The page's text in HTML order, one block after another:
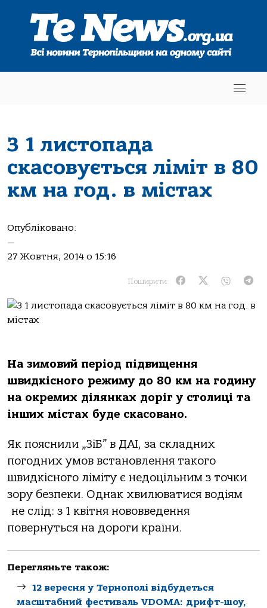
З 1 листопада
скасовується ліміт в 80
км на год. в містах
Опубліковано:
—
27 Жовтня, 2014 о 15:16
Поширити:
На зимовий період підвищення
швидкісного режиму до 80 км на годину
на окремих ділянках доріг у столиці та
інших містах буде скасовано.
Як пояснили „ЗіБ” в ДАІ, за складних
погодних умов встановлення такого
швидкісного ліміту є недоцільним з точки
зору безпеки. Однак хвилюватися водіям
не слід: з 1 квітня нововведення
повернуться на дороги країни.
Перегляньте також:
12 вересня у Тернополі відбудеться
масштабний фестиваль VDOMA: дрифт-шоу,